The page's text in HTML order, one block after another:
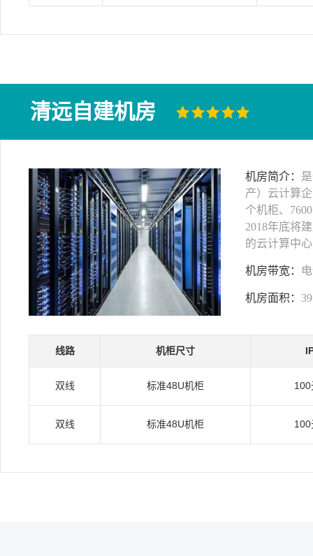
清远自建机房
机房简介：
产）云计算
个机柜、
2018年底将
的云计算中
机房带宽：
机房面积：
线路 机柜尺寸
双线 标准48U机柜 100
双线 标准48U机柜 100